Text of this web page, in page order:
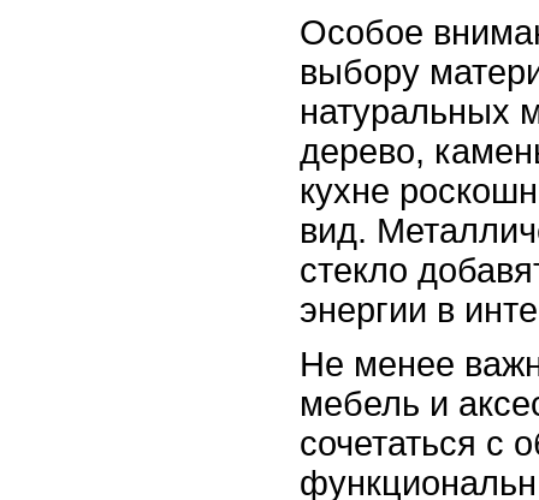
Особое
выбору
натуральных
дерево,
кухне
вид.
стекло
энергии в
Не менее
мебель и
сочетаться с